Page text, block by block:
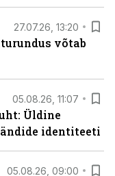
27.07.26, 13:20
võtab
05.08.26, 11:07
Üldine
identiteeti
05.08.26, 09:00